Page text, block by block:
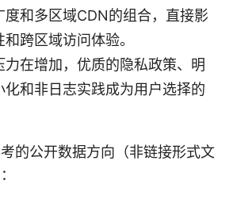
度和多区域CDN的组合，直接影
跨区域访问体验。
力在增加，优质的隐私政策、明
化和非日志实践成为用户选择的
的公开数据方向（非链接形式文